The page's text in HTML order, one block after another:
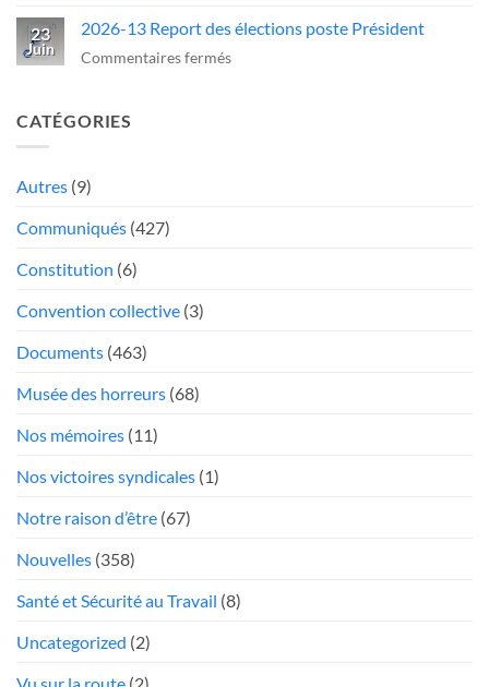
manœuvre
dangereuse
chauffeurs
de
mettre
un
23
Juin
2026-13 Report des élections poste Président
Commentaires ferméssur
CATÉGORIES
Autres (9)
Communiqués (427)
Constitution (6)
Convention collective (3)
Documents (463)
Musée des horreurs (68)
Nos mémoires (11)
Nos victoires syndicales (1)
Notre raison d’être (67)
Nouvelles (358)
Santé et Sécurité au Travail (8)
Uncategorized (2)